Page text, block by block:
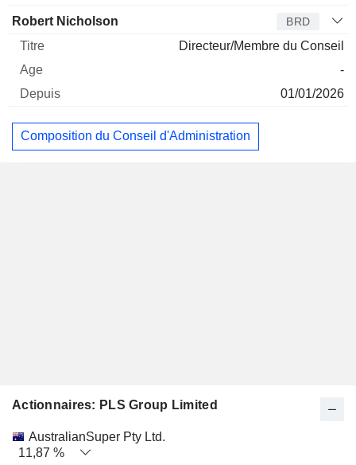
Robert Nicholson BRD
Directeur/Membre du Conseil
-
01/01/2026
Composition du Conseil d'Administration
Actionnaires: PLS Group Limited
Nom Actions % Valorisation
AustralianSuper Pty Ltd.
11,87 %